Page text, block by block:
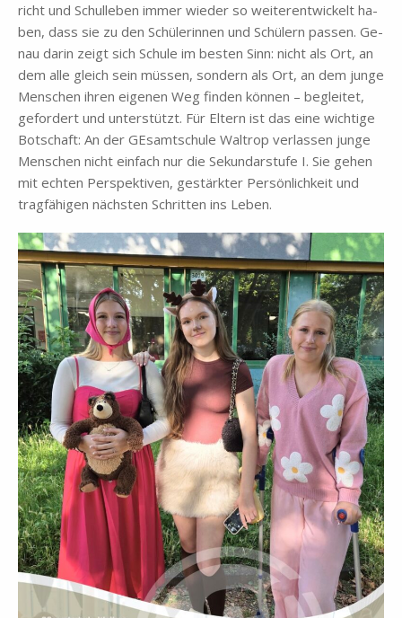
richt und Schul­le­ben im­mer wie­der so wei­ter­ent­wickelt ha­
ben, dass sie zu den Schü­le­rin­nen und Schü­lern pas­sen. Ge­
nau dar­in zeigt sich Schu­le im be­sten Sinn: nicht als Ort, an
dem alle gleich sein müs­sen, son­dern als Ort, an dem jun­ge
Men­schen ih­ren ei­ge­nen Weg fin­den kön­nen – be­glei­tet,
ge­for­dert und un­ter­stützt. Für El­tern ist das eine wich­ti­ge
Bot­schaft: An der GE­samt­schu­le Wal­trop ver­las­sen jun­ge
Men­schen nicht ein­fach nur die Se­kun­dar­stu­fe I. Sie ge­hen
mit ech­ten Per­spek­ti­ven, ge­stärk­ter Per­sön­lich­keit und
trag­fä­hi­gen näch­sten Schrit­ten ins Le­ben.